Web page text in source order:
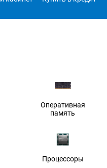
Оперативная
память
Процессоры